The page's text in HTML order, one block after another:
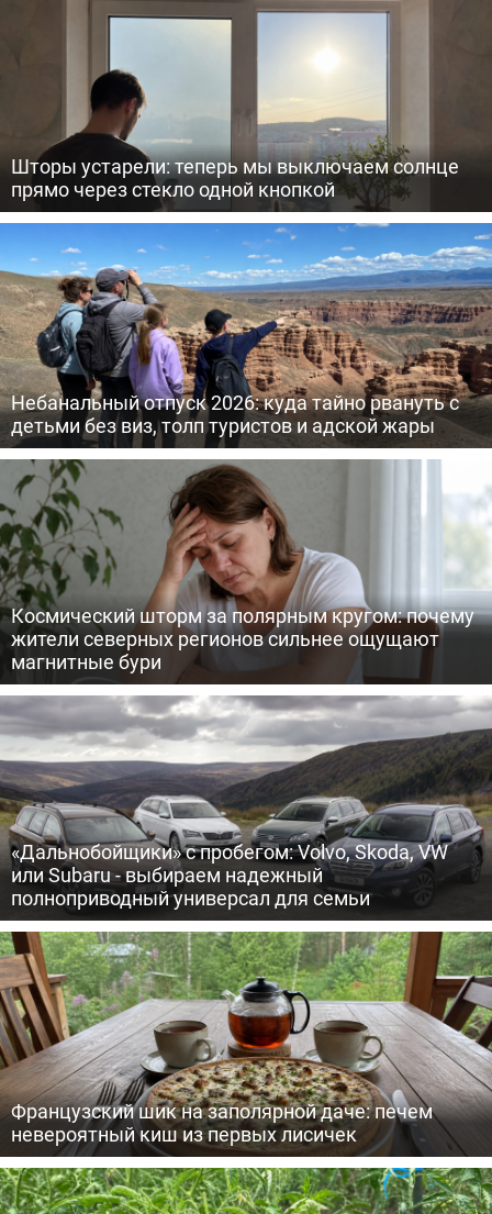
Шторы устарели: теперь мы выключаем солнце
прямо через стекло одной кнопкой
Небанальный отпуск 2026: куда тайно рвануть с
детьми без виз, толп туристов и адской жары
Космический шторм за полярным кругом: почему
жители северных регионов сильнее ощущают
магнитные бури
«Дальнобойщики» с пробегом: Volvo, Skoda, VW
или Subaru - выбираем надежный
полноприводный универсал для семьи
Французский шик на заполярной даче: печем
невероятный киш из первых лисичек